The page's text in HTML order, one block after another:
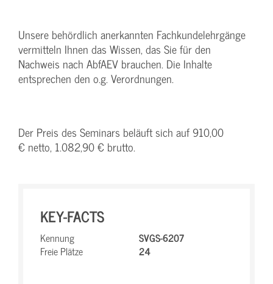
Unsere behördlich anerkannten Fachkundelehrgänge
vermitteln Ihnen das Wissen, das Sie für den
Nachweis nach AbfAEV brauchen. Die Inhalte
entsprechen den o.g. Verordnungen.
Der Preis des Seminars beläuft sich auf 910,00
€ netto, 1.082,90 € brutto.
KEY-FACTS
Kennung
SVGS-6207
Freie Plätze
24